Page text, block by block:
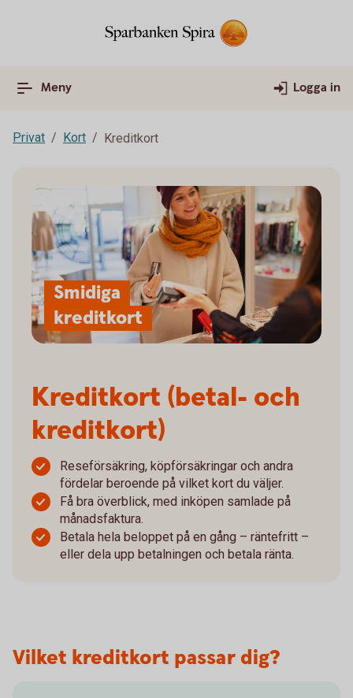
Meny Logga in
Privat Kort Kreditkort
Kreditkort (betal- och
kreditkort)
Reseförsäkring, köpförsäkringar och andra
fördelar beroende på vilket kort du väljer.
Få bra överblick, med inköpen samlade på
månadsfaktura.
Betala hela beloppet på en gång – räntefritt –
eller dela upp betalningen och betala ränta.
Smidiga
kreditkort
Vilket kreditkort passar dig?